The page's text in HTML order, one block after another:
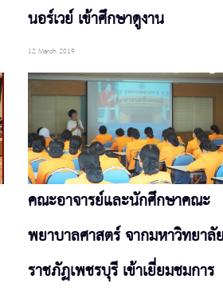
นอร์เวย์ เข้าศึกษาดูงาน
12 March 2019
คณะอาจารย์และนักศึกษาคณะ
พยาบาลศาสตร์ จากมหาวิทยาลั
ราชภัฏเพชรบุรี เข้าเยี่ยมชมการ